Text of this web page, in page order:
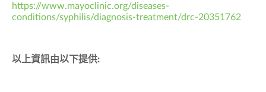
https://www.mayoclinic.org/diseases-
conditions/syphilis/diagnosis-treatment/drc-20351762
以上資訊由以下提供: